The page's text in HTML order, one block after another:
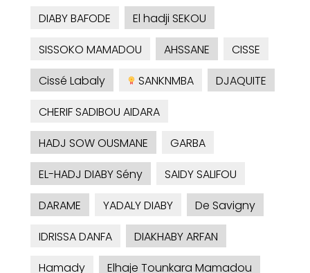
DIABY BAFODE
El hadji SEKOU
SISSOKO MAMADOU
AHSSANE
CISSE
Cissé Labaly
SANKNMBA
DJAQUITE
CHERIF SADIBOU AIDARA
HADJ SOW OUSMANE
GARBA
EL-HADJ DIABY Sény
SAIDY SALIFOU
DARAME
YADALY DIABY
De Savigny
IDRISSA DANFA
DIAKHABY ARFAN
Hamady
Elhaje Tounkara Mamadou